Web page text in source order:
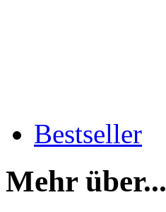
Bestseller
Mehr über...